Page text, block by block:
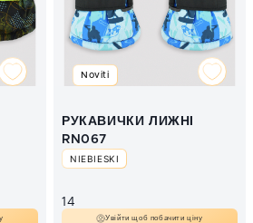
Noviti
РУКАВИЧКИ ЛИЖНІ
RN067
NIEBIESKI
14
Увійти щоб побачити ціну